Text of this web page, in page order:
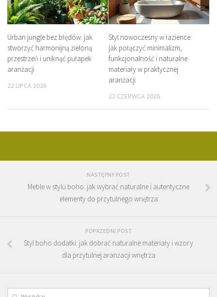
Urban jungle bez błędów: jak
stworzyć harmonijną zieloną
przestrzeń i uniknąć pułapek
aranżacji
22 LIPCA 2026
Styl nowoczesny w łazience:
jak połączyć minimalizm,
funkcjonalność i naturalne
materiały w praktycznej
aranżacji
22 CZERWCA 2026
NASTĘPNY POST
Meble w stylu boho: jak wybrać naturalne i autentyczne
elementy do przytulnego wnętrza
POPRZEDNI POST
Styl boho dodatki: jak dobrać naturalne materiały i wzory
dla przytulnej aranżacji wnętrza